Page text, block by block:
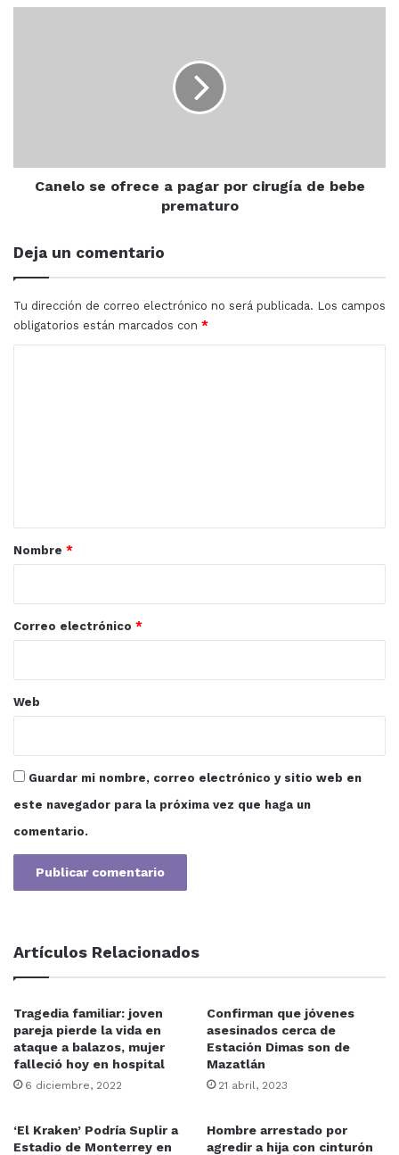
bebe
prematuro
Canelo se ofrece a pagar por cirugía de bebe
prematuro
Deja un comentario
Tu dirección de correo electrónico no será publicada. Los campos
obligatorios están marcados con *
r
*
Nombre *
Correo electrónico *
Web
Guardar mi nombre, correo electrónico y sitio web en
este navegador para la próxima vez que haga un
comentario.
Artículos Relacionados
Tragedia familiar: joven
pareja pierde la vida en
ataque a balazos, mujer
falleció hoy en hospital
6 diciembre, 2022
Confirman que jóvenes
asesinados cerca de
Estación Dimas son de
Mazatlán
21 abril, 2023
‘El Kraken’ Podría Suplir a
Estadio de Monterrey en
Hombre arrestado por
agredir a hija con cinturón